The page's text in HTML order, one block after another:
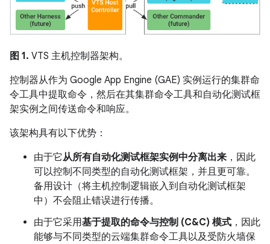
图 1. VTS 主机控制器架构。
控制器从作为 Google App Engine (GAE) 实例运行的集群命
令工具中提取命令，然后在其集群命令工具和自动化测试框
架实例之间传送命令和响应。
该架构具有以下优势：
由于它从所有自动化测试框架实例中分离出来 ，因此
可以控制不同类型的自动化测试框架，并且更可靠。
备用设计（将主机控制逻辑嵌入到自动化测试框架
中）不会阻止错误进行传播。
由于它采用基于提取的命令与控制 (C&C) 模式 ，因此
能够与不同类型的云端集群命令工具以及受防火墙保